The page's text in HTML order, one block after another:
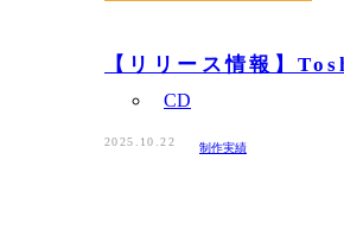
【リリース情報】
CD
2025.10.22 制作実績